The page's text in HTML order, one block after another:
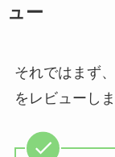
ュー
それではまず
をレビューしま